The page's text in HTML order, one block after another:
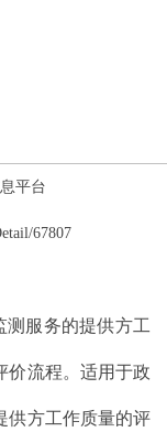
平台
67807
测服务的提供方工
价流程。适用于政
供方工作质量的评